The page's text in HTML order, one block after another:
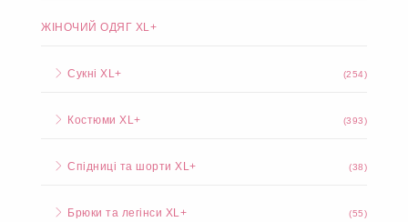
ЖІНОЧИЙ ОДЯГ XL+
Сукні XL+ (254)
Костюми XL+ (393)
Спідниці та шорти XL+ (38)
Брюки та легінси XL+ (55)